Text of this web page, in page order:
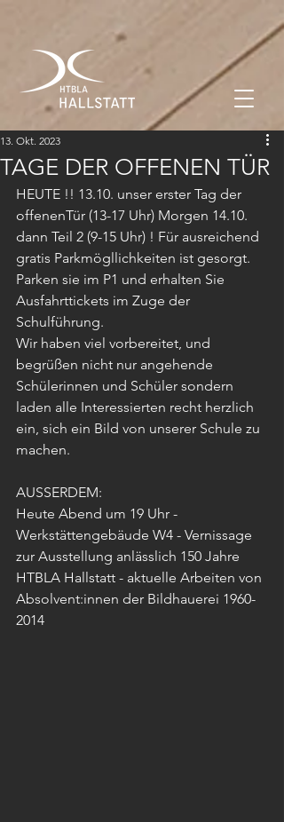
TAGE DER OFFENEN TÜR
13. Okt. 2023
HEUTE !! 13.10. unser erster Tag der
offenenTür (13-17 Uhr) Morgen 14.10.
dann Teil 2 (9-15 Uhr) ! Für ausreichend
gratis Parkmögllichkeiten ist gesorgt.
Parken sie im P1 und erhalten Sie
Ausfahrttickets im Zuge der
Schulführung.
Wir haben viel vorbereitet, und
begrüßen nicht nur angehende
Schülerinnen und Schüler sondern
laden alle Interessierten recht herzlich
ein, sich ein Bild von unserer Schule zu
machen.
AUSSERDEM:
Heute Abend um 19 Uhr -
Werkstättengebäude W4 - Vernissage
zur Ausstellung anlässlich 150 Jahre
HTBLA Hallstatt - aktuelle Arbeiten von
Absolvent:innen der Bildhauerei 1960-
2014